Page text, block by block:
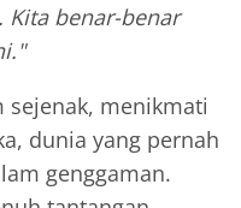
Kita benar-benar
menikmati
dunia yang pernah
genggaman.